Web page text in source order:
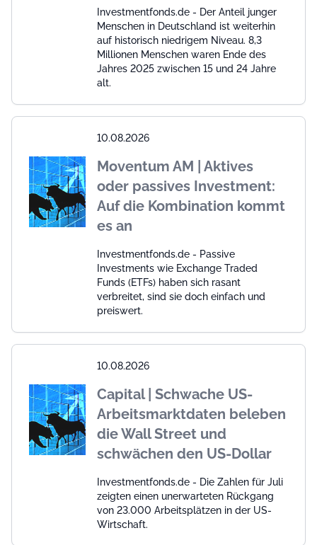
Investmentfonds.de - Der Anteil junger
Menschen in Deutschland ist weiterhin
auf historisch niedrigem Niveau. 8,3
Millionen Menschen waren Ende des
Jahres 2025 zwischen 15 und 24 Jahre
alt.
10.08.2026
Moventum AM | Aktives
oder passives Investment:
Auf die Kombination kommt
es an
Investmentfonds.de - Passive
Investments wie Exchange Traded
Funds (ETFs) haben sich rasant
verbreitet, sind sie doch einfach und
preiswert.
10.08.2026
Capital | Schwache US-
Arbeitsmarktdaten beleben
die Wall Street und
schwächen den US-Dollar
Investmentfonds.de - Die Zahlen für Juli
zeigten einen unerwarteten Rückgang
von 23.000 Arbeitsplätzen in der US-
Wirtschaft.